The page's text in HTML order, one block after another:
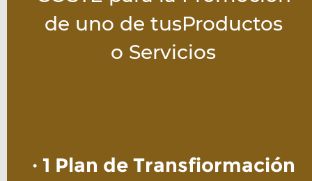
de uno de tusProductos
o Servicios
· 1 Plan de Transfiormación